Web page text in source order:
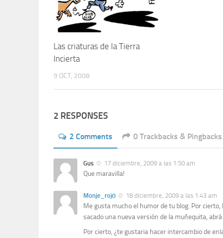
Las criaturas de la Tierra
Incierta
9 OCT, 2008
2 RESPONSES
2 Comments 0 Trackbacks & Pingbacks
Gus 17 diciembre, 2009 a las 1:50 am
Que maravilla!
Monje_roj0 18 diciembre, 2009 a las 1:43 am
Me gusta mucho el humor de tu blog. Por
sacado una nueva versión de la muñequita,
Por cierto, ¿te gustaria hacer intercambio de